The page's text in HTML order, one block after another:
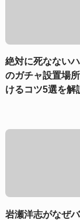
絶対に死なない
のガチャ設置場
けるコツ5選を解
岩瀬洋志がなぜ